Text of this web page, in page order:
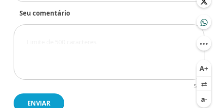
Seu comentário
500
ENVIAR